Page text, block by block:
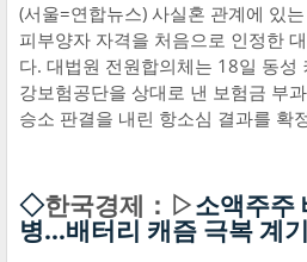
(서울=연합뉴스) 사실혼 관계에 있
피부양자 자격을 처음으로 인정한
다. 대법원 전원합의체는 18일 동성
강보험공단을 상대로 낸 보험금 부
승소 판결을 내린 항소심 결과를 확
◇한국경제：▷소액주주
병…배터리 캐즘 극복 계